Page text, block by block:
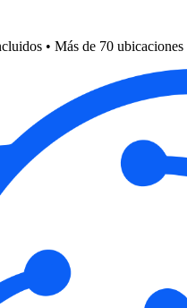
• Más de 70 ubicaciones